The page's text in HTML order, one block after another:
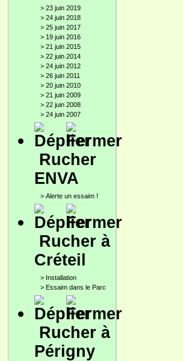
> 23 juin 2019
> 24 juin 2018
> 25 juin 2017
> 19 juin 2016
> 21 juin 2015
> 22 juin 2014
> 24 juin 2012
> 26 juin 2011
> 20 juin 2010
> 21 juin 2009
> 22 juin 2008
> 24 juin 2007
Rucher
ENVA
> Alerte un essaim !
Rucher à
Créteil
> Installation
> Essaim dans le Parc
Rucher à
Périgny